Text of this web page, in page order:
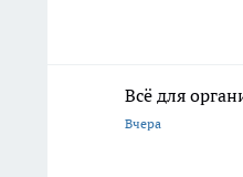
Всё для
Вчера